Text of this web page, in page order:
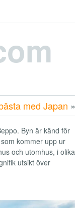
med Japan »
Byn är känd för
kommer upp ur
och utomhus, i olika
utsikt över